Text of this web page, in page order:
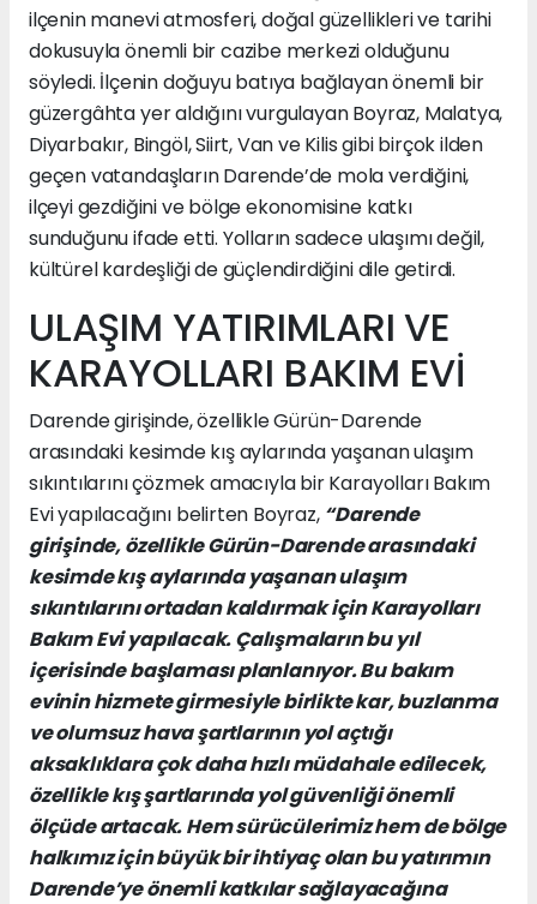
ilçenin manevi atmosferi, doğal güzellikleri ve tarihi
dokusuyla önemli bir cazibe merkezi olduğunu
söyledi. İlçenin doğuyu batıya bağlayan önemli bir
güzergâhta yer aldığını vurgulayan Boyraz, Malatya,
Diyarbakır, Bingöl, Siirt, Van ve Kilis gibi birçok ilden
geçen vatandaşların Darende’de mola verdiğini,
ilçeyi gezdiğini ve bölge ekonomisine katkı
sunduğunu ifade etti. Yolların sadece ulaşımı değil,
kültürel kardeşliği de güçlendirdiğini dile getirdi.
ULAŞIM YATIRIMLARI VE
KARAYOLLARI BAKIM EVİ
Darende girişinde, özellikle Gürün-Darende
arasındaki kesimde kış aylarında yaşanan ulaşım
sıkıntılarını çözmek amacıyla bir Karayolları Bakım
Evi yapılacağını belirten Boyraz, “Darende
girişinde, özellikle Gürün-Darende arasındaki
kesimde kış aylarında yaşanan ulaşım
sıkıntılarını ortadan kaldırmak için Karayolları
Bakım Evi yapılacak. Çalışmaların bu yıl
içerisinde başlaması planlanıyor. Bu bakım
evinin hizmete girmesiyle birlikte kar, buzlanma
ve olumsuz hava şartlarının yol açtığı
aksaklıklara çok daha hızlı müdahale edilecek,
özellikle kış şartlarında yol güvenliği önemli
ölçüde artacak. Hem sürücülerimiz hem de bölge
halkımız için büyük bir ihtiyaç olan bu yatırımın
Darende’ye önemli katkılar sağlayacağına